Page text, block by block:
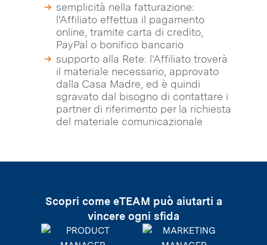
semplicità nella fatturazione:
l’Affiliato effettua il pagamento
online, tramite carta di credito,
PayPal o bonifico bancario
supporto alla Rete: l’Affiliato troverà
il materiale necessario, approvato
dalla Casa Madre, ed è quindi
sgravato dal bisogno di contattare i
partner di riferimento per la richiesta
del materiale comunicazionale
Scopri come eTEAM può aiutarti a
vincere ogni sfida